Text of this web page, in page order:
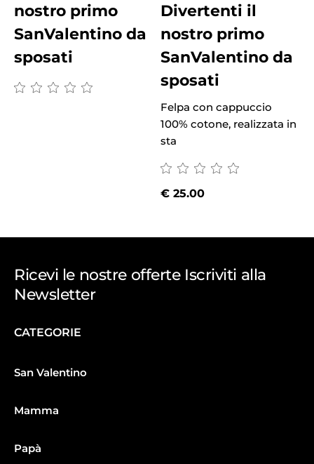
nostro primo
SanValentino da
sposati
Divertenti il
nostro primo
SanValentino da
sposati
Felpa con cappuccio
100% cotone, realizzata in
sta
€ 25.00
Ricevi le nostre offerte Iscriviti alla
Newsletter
CATEGORIE
San Valentino
Mamma
Papà